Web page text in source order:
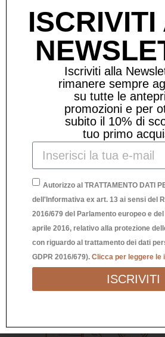
24,90€
Iscriviti alla
rimanere sempre
su tutte le
promozioni e per
subito il 10% di
tuo primo
Autorizzo al TRATTAMENTO DATI
dell'Informativa ex art. 13 ai sensi del
2016/679 del Parlamento europeo e
aprile 2016, relativo alla protezione
con riguardo al trattamento dei dati
GDPR 2016/679). Clicca per leggere le
ISCRIVITI